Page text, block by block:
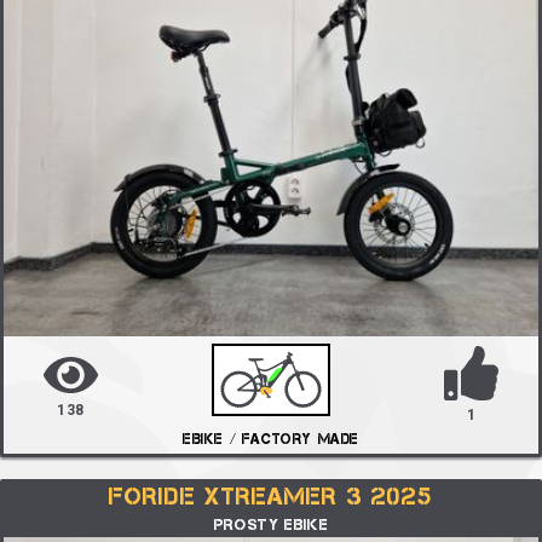
138
EBIKE / FACTORY MADE
1
FORIDE XTREAMER 3 2025
PROSTY EBIKE